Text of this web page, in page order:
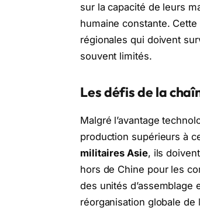
sur la capacité de leurs
humaine constante.
régionales qui doivent
souvent limités.
Les défis de la
Malgré l’avantage
production supérieurs à
militaires Asie, ils
hors de Chine pour les
des unités
réorganisation globale